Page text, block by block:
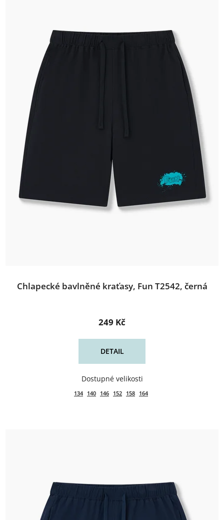
Chlapecké bavlněné kraťasy, Fun T2542, černá
249 Kč
DETAIL
134 140 146 152 158 164